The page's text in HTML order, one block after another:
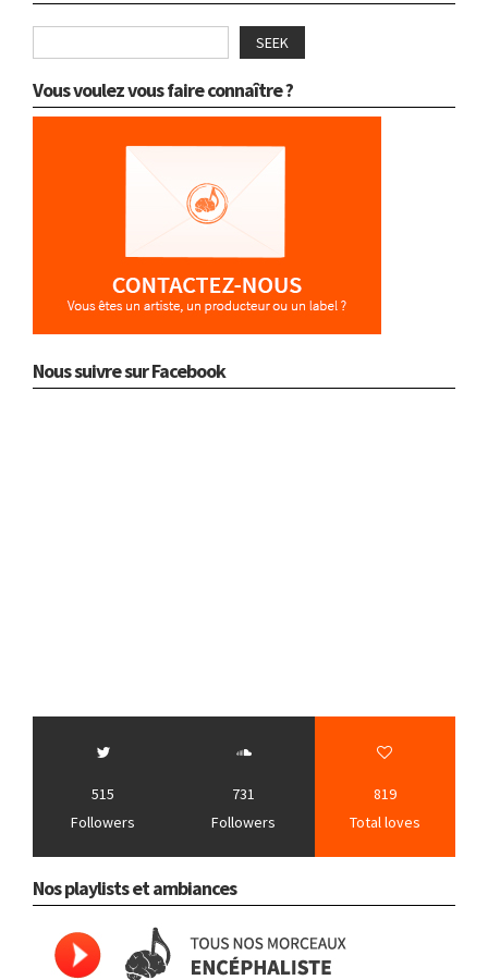
SEEK
Vous voulez vous faire connaître ?
Nous suivre sur Facebook
515
Followers
731
Followers
819
Total loves
Nos playlists et ambiances